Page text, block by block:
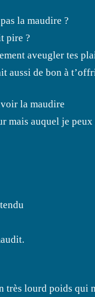
la maudire ?
pire ?
aveugler tes
aussi de bon à
la maudire
mais auquel je
très lourd poids qui